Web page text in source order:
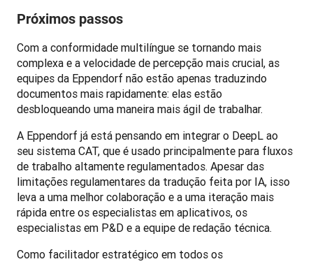
Próximos passos
Com a conformidade multilíngue se tornando mais
complexa e a velocidade de percepção mais crucial, as
equipes da Eppendorf não estão apenas traduzindo
documentos mais rapidamente: elas estão
desbloqueando uma maneira mais ágil de trabalhar.
A Eppendorf já está pensando em integrar o DeepL ao
seu sistema CAT, que é usado principalmente para fluxos
de trabalho altamente regulamentados. Apesar das
limitações regulamentares da tradução feita por IA, isso
leva a uma melhor colaboração e a uma iteração mais
rápida entre os especialistas em aplicativos, os
especialistas em P&D e a equipe de redação técnica.
Como facilitador estratégico em todos os